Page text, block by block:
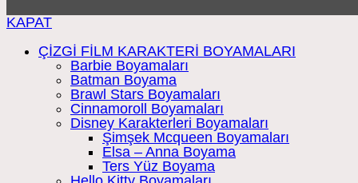
KAPAT
ÇİZGİ FİLM KARAKTERİ BOYAMALARI
Barbie Boyamaları
Batman Boyama
Brawl Stars Boyamaları
Cinnamoroll Boyamaları
Disney Karakterleri Boyamaları
Şimşek Mcqueen Boyamaları
Elsa – Anna Boyama
Ters Yüz Boyama